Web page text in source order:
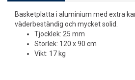
Basketplatta i aluminium med extra
väderbeständig och mycket solid.
Tjocklek: 25 mm
Storlek: 120 x 90 cm
Vikt: 17 kg